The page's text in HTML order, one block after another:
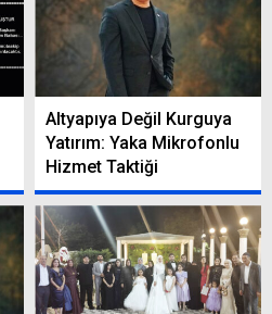
Altyapıya Değil Kurguya
Yatırım: Yaka Mikrofonlu
Hizmet Taktiği